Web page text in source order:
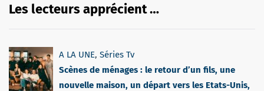
Les lecteurs apprécient …
A LA UNE, Séries Tv
Scènes de ménages : le retour d’un fils, une
nouvelle maison, un départ vers les Etats-Unis,